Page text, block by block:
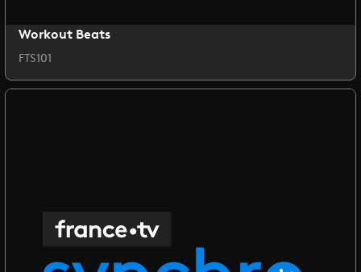
Workout Beats
FTS101